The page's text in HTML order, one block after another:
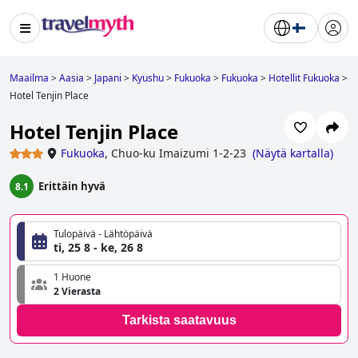
Maailma >Aasia > Japani > Kyushu> Fukuoka > Fukuoka > Hotellit Fukuoka >
Hotel Tenjin Place
Hotel Tenjin Place
Fukuoka, Chuo-ku Imaizumi 1-2-23 (Näytä kartalla)
8.1 Erittäin hyvä
Tulopäivä - Lähtöpäivä
ti, 25 8 - ke, 26 8
1 Huone
2 Vierasta
Tarkista saatavuus